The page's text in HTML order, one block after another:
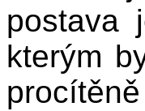
postava
kterým